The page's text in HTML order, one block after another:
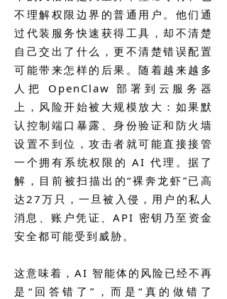
不理解权限边界的普通用户。他们通
过代装服务快速获得工具，却不清楚
自己交出了什么，更不清楚错误配置
可能带来怎样的后果。随着越来越多
人把 OpenClaw 部署到云服务器
上，风险开始被大规模放大：如果默
认控制端口暴露、身份验证和防火墙
设置不到位，攻击者就可能直接接管
一个拥有系统权限的 AI 代理。据了
解，目前被扫描出的“裸奔龙虾”已高
达27万只，一旦被入侵，用户的私人
消息、账户凭证、API 密钥乃至资金
安全都可能受到威胁。
这意味着，AI 智能体的风险已经不再
是“回答错了”，而是“真的做错了